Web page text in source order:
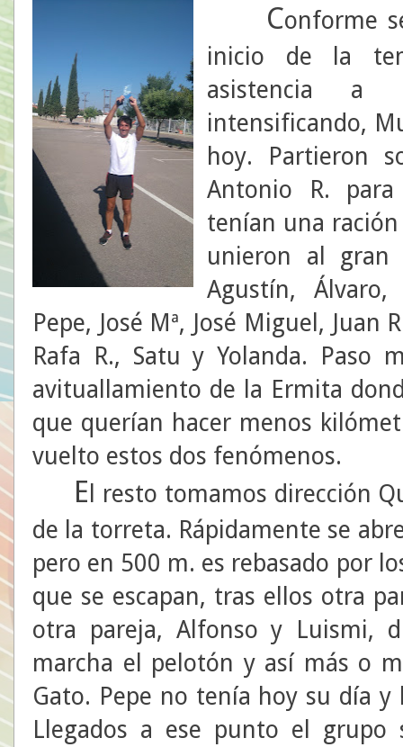
Conforme
inicio de la
asistencia a
intensificando,
hoy. Partieron
Antonio R.
tenían una
unieron al gran
Agustín, Álvaro,
Pepe, José Mª, José Miguel,
Rafa R., Satu y Yolanda. Paso
avituallamiento de la Ermita
que querían hacer menos
vuelto estos dos fenómenos.
E l resto tomamos dirección
de la torreta. Rápidamente se
pero en 500 m. es rebasado por
que se escapan, tras ellos otra
otra pareja, Alfonso y Luismi,
marcha el pelotón y así más o
Gato. Pepe no tenía hoy su día
Llegados a ese punto el grupo